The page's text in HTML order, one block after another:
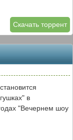
Скачать торрент
в
"Вечернем шоу